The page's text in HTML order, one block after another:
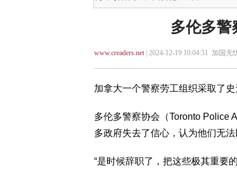
多伦多警
www.creaders.net| 2024-12-19 10:04:51 加国无
加拿大一个警察劳工组织采取了
多伦多警察协会（Toronto Police
多政府失去了信心，认为他们无
“是时候辞职了，把这些极其重要